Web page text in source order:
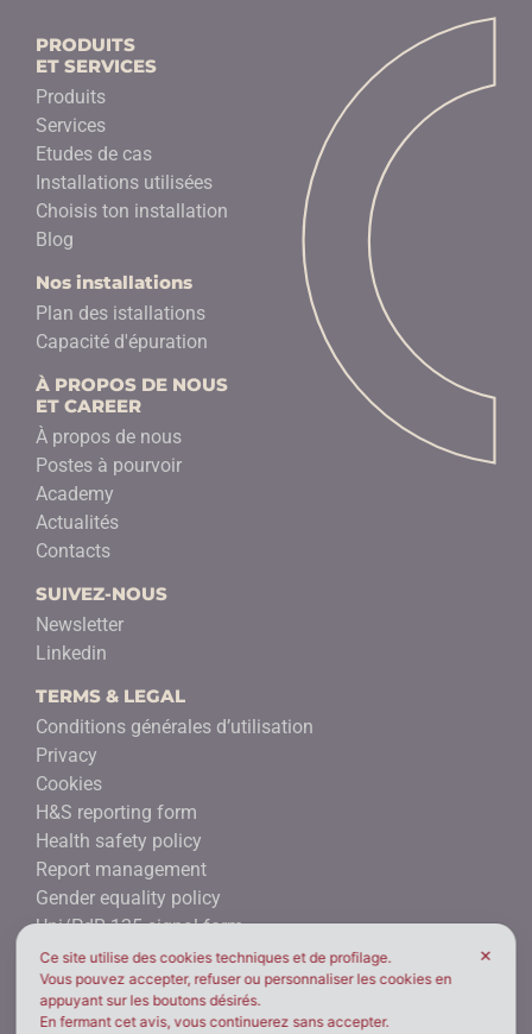
PRODUITS
ET SERVICES
Produits
Services
Etudes de cas
Installations utilisées
Choisis ton installation
Blog
Nos installations
Plan des istallations
Capacité d'épuration
À PROPOS DE NOUS
ET CAREER
À propos de nous
Postes à pourvoir
Academy
Actualités
Contacts
SUIVEZ-NOUS
Newsletter
Linkedin
TERMS & LEGAL
Conditions générales d’utilisation
Privacy
Cookies
H&S reporting form
Health safety policy
Report management
Gender equality policy
Uni/PdR 125 signal form
DES PLACES
BROFIND® Spa
Milano - ITALIE
✕
Ce site utilise des cookies techniques et de profilage.
Vous pouvez accepter, refuser ou personnaliser les cookies en
appuyant sur les boutons désirés.
En fermant cet avis, vous continuerez sans accepter.